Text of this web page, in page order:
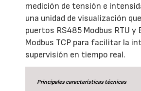
medición de tensión e
una unidad de visualización
puertos RS485 Modbus RTU y
Modbus TCP para facilitar la
supervisión en tiempo real.
Principales características técnicas